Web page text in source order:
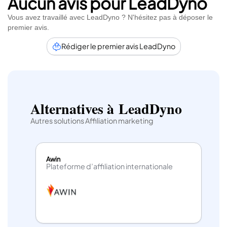
Combien coûte LeadDyno?
Le prix varie de 49$ à 79$ selon le nombre de visiteurs
uniques que vous avez par mois. Pour chacun des packs,
Vous avez travaillé avec LeadDyno ? N'hésitez pas à déposer le
premier avis.
Rédiger le premier avis LeadDyno
Alternatives à LeadDyno
Autres solutions Affiliation marketing
Awin
Plateforme d’affiliation internationale